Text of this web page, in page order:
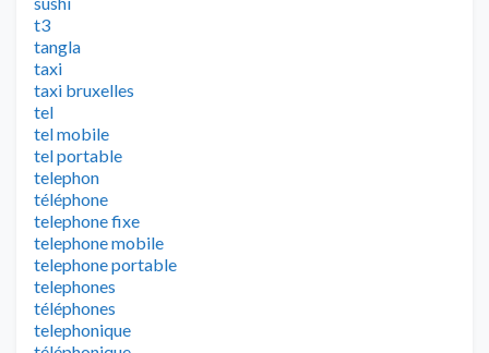
t3
tangla
taxi
taxi bruxelles
tel
tel mobile
tel portable
telephon
téléphone
telephone fixe
telephone mobile
telephone portable
telephones
téléphones
telephonique